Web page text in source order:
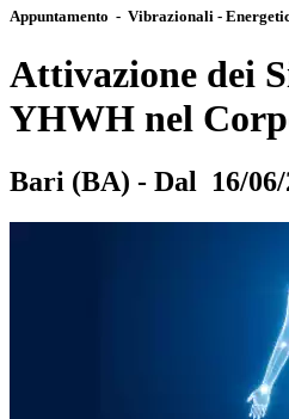
Appuntamento - Vibrazionali -
Attivazione dei
YHWH nel
Bari (BA) - Dal 16/